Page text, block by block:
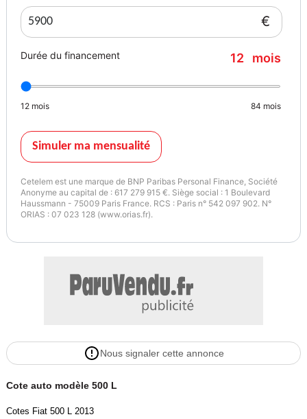
- prise 12V
- réglages du volant : profondeur
- verrouillage à distance
- vitres surteintées
- volant cuir
Pack :
- Sieges arrières rabattable
- volant réglable
- Écran multifonction
Sécurité :
- Aide au demarrage en pente
- ESP
- airbag conducteur
- airbags latéraux
- anti-patinage
€
Durée du financement 12 mois
12 mois 84 mois
Simuler ma mensualité
Cetelem est une marque de BNP Paribas Personal Finance, Société
Anonyme au capital de : 617 279 915 €. Siège social : 1 Boulevard
Haussmann - 75009 Paris France. RCS : Paris n° 542 097 902. N°
ORIAS : 07 023 128 (www.orias.fr).
Nous signaler cette annonce
Cote auto modèle 500 L
Cotes Fiat 500 L 2013